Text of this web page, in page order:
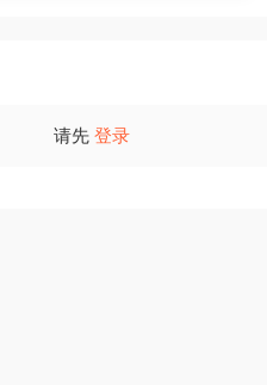
的 GPU 的 Intel Mac
）和 6.5GB 磁盘空间。
请先 登录